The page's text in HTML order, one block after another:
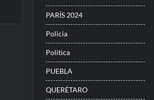
PARÍS 2024
Policia
Politica
PUEBLA
QUERÉTARO